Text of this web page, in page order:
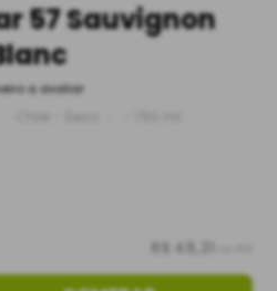
57 Sauvignon
a avaliar
R$ 49,31